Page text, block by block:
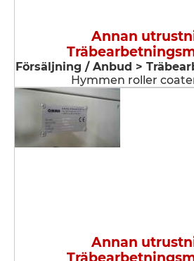
Annan
Försäljning / Anbud >
Hymmen roller coater
Annan